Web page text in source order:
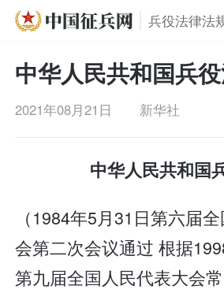
兵役法律法
中华人民共和国兵
2021年08月21日 新华社
中华人民共和国
（1984年5月31日第六届
会第二次会议通过 根据
第九届全国人民代表大会